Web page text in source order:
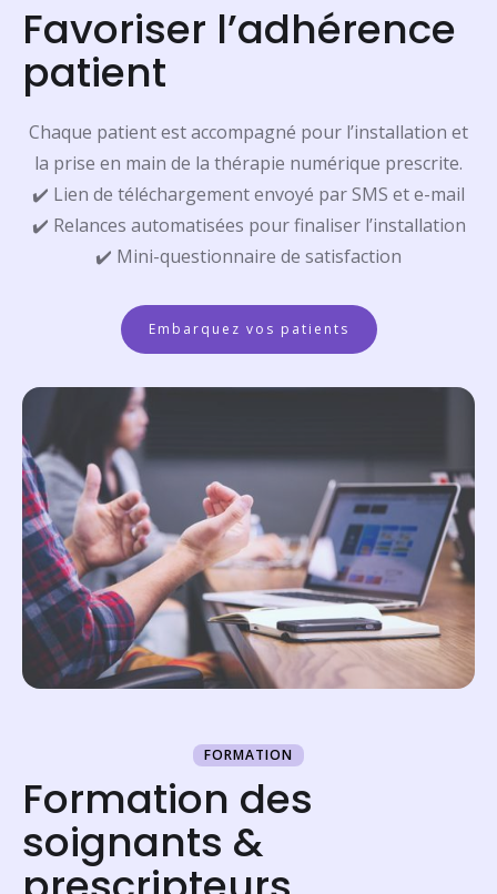
Favoriser l’adhérence
patient
Chaque patient est accompagné pour l’installation et
la prise en main de la thérapie numérique prescrite.
✔️ Lien de téléchargement envoyé par SMS et e-mail
✔️ Relances automatisées pour finaliser l’installation
✔️ Mini-questionnaire de satisfaction
Embarquez vos patients
FORMATION
Formation des
soignants &